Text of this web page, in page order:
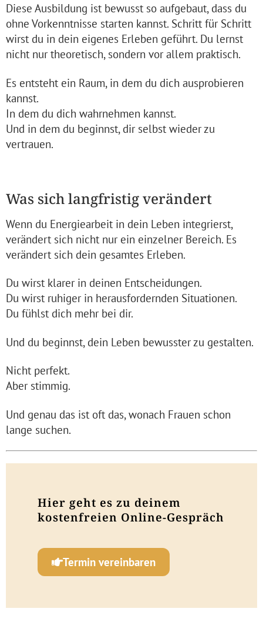
Diese Ausbildung ist bewusst so aufgebaut, dass du
ohne Vorkenntnisse starten kannst. Schritt für Schritt
wirst du in dein eigenes Erleben geführt. Du lernst
nicht nur theoretisch, sondern vor allem praktisch.
Es entsteht ein Raum, in dem du dich ausprobieren
kannst.
In dem du dich wahrnehmen kannst.
Und in dem du beginnst, dir selbst wieder zu
vertrauen.
Was sich langfristig verändert
Wenn du Energiearbeit in dein Leben integrierst,
verändert sich nicht nur ein einzelner Bereich. Es
verändert sich dein gesamtes Erleben.
Du wirst klarer in deinen Entscheidungen.
Du wirst ruhiger in herausfordernden Situationen.
Du fühlst dich mehr bei dir.
Und du beginnst, dein Leben bewusster zu gestalten.
Nicht perfekt.
Aber stimmig.
Und genau das ist oft das, wonach Frauen schon
lange suchen.
Hier geht es zu deinem
kostenfreien Online-Gespräch
Termin vereinbaren